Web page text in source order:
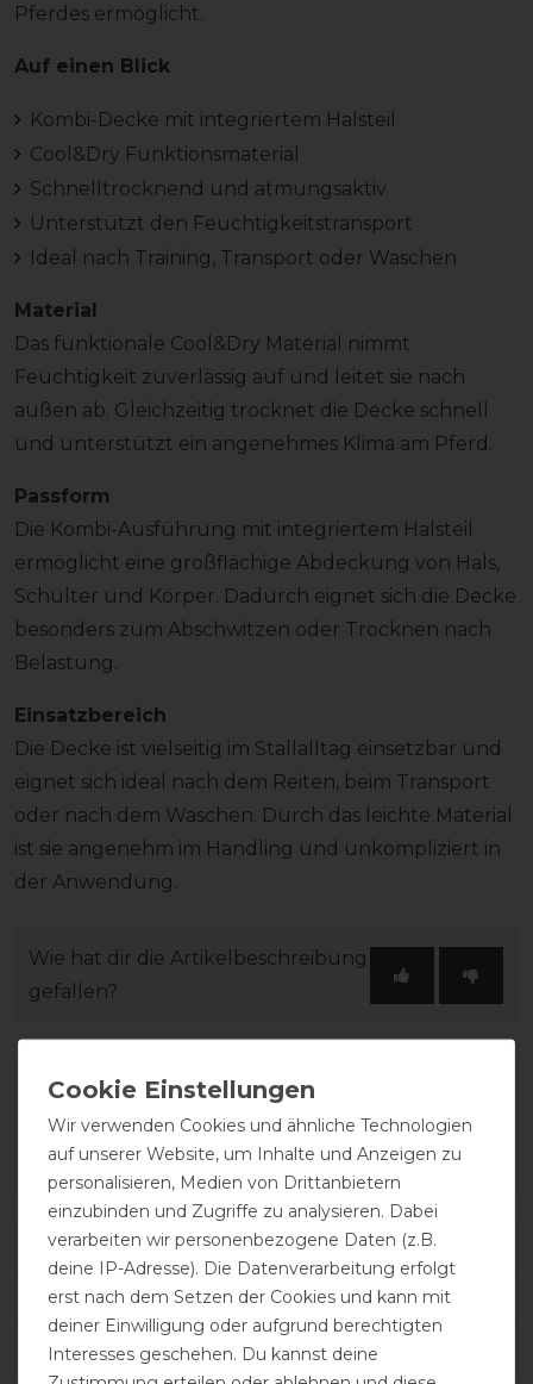
Pferdes ermöglicht.
Auf einen Blick
Kombi-Decke mit integriertem Halsteil
Cool&Dry Funktionsmaterial
Schnelltrocknend und atmungsaktiv
Unterstützt den Feuchtigkeitstransport
Ideal nach Training, Transport oder Waschen
Material
Das funktionale Cool&Dry Material nimmt
Feuchtigkeit zuverlässig auf und leitet sie nach
außen ab. Gleichzeitig trocknet die Decke schnell
und unterstützt ein angenehmes Klima am Pferd.
Passform
Die Kombi-Ausführung mit integriertem Halsteil
ermöglicht eine großflächige Abdeckung von Hals,
Schulter und Körper. Dadurch eignet sich die Decke
besonders zum Abschwitzen oder Trocknen nach
Belastung.
Einsatzbereich
Die Decke ist vielseitig im Stallalltag einsetzbar und
eignet sich ideal nach dem Reiten, beim Transport
oder nach dem Waschen. Durch das leichte Material
ist sie angenehm im Handling und unkompliziert in
der Anwendung.
Wie hat dir die Artikelbeschreibung
gefallen?
Varianten-ID:96913
SKU:400783056
EAN:3338025861564
Wir verwenden Cookies und ähnliche Technologien
auf unserer Website, um Inhalte und Anzeigen zu
personalisieren, Medien von Drittanbietern
einzubinden und Zugriffe zu analysieren. Dabei
verarbeiten wir personenbezogene Daten (z.B.
deine IP-Adresse). Die Datenverarbeitung erfolgt
erst nach dem Setzen der Cookies und kann mit
deiner Einwilligung oder aufgrund berechtigten
Interesses geschehen. Du kannst deine